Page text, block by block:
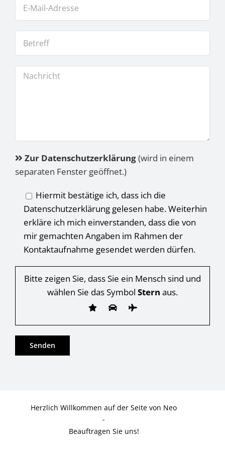
Zur Datenschutzerklärung(wird in einem
separaten Fenster geöffnet.)
Hiermit bestätige ich, dass ich die
Datenschutzerklärung gelesen habe. Weiterhin
erkläre ich mich einverstanden, dass die von
mir gemachten Angaben im Rahmen der
Kontaktaufnahme gesendet werden dürfen.
Bitte zeigen Sie, dass Sie ein Mensch sind und
wählen Sie das Symbol Stern aus.
Herzlich Willkommen auf der Seite von Neo
-
Beauftragen Sie uns!